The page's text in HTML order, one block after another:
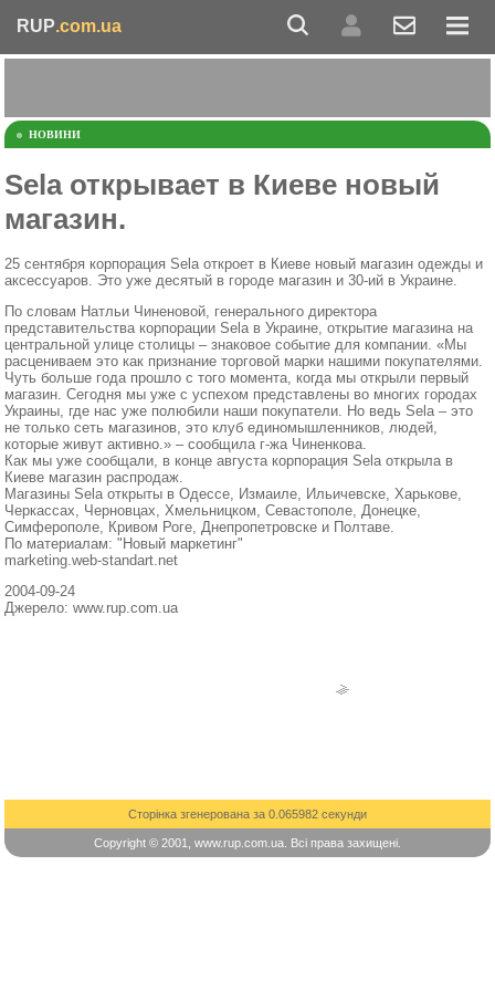
RUP.com.ua
НОВИНИ
Sela открывает в Киеве новый
магазин.
25 сентября корпорация Sela откроет в Киеве новый магазин одежды и
аксессуаров. Это уже десятый в городе магазин и 30-ий в Украине.
По словам Натльи Чиненовой, генерального директора
представительства корпорации Sela в Украине, открытие магазина на
центральной улице столицы – знаковое событие для компании. «Мы
расцениваем это как признание торговой марки нашими покупателями.
Чуть больше года прошло с того момента, когда мы открыли первый
магазин. Сегодня мы уже с успехом представлены во многих городах
Украины, где нас уже полюбили наши покупатели. Но ведь Sela – это
не только сеть магазинов, это клуб единомышленников, людей,
которые живут активно.» – сообщила г-жа Чиненкова.
Как мы уже сообщали, в конце августа корпорация Sela открыла в
Киеве магазин распродаж.
Магазины Sela открыты в Одессе, Измаиле, Ильичевске, Харькове,
Черкассах, Черновцах, Хмельницком, Севастополе, Донецке,
Симферополе, Кривом Роге, Днепропетровске и Полтаве.
По материалам: "Новый маркетинг"
marketing.web-standart.net
2004-09-24
Джерело: www.rup.com.ua
Сторінка згенерована за 0.065982 секунди
Copyright © 2001, www.rup.com.ua. Всі права захищені.